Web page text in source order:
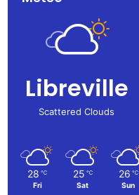
Libreville
Scattered Clouds
28 ℃
Fri
25 ℃
Sat
26 ℃
Sun